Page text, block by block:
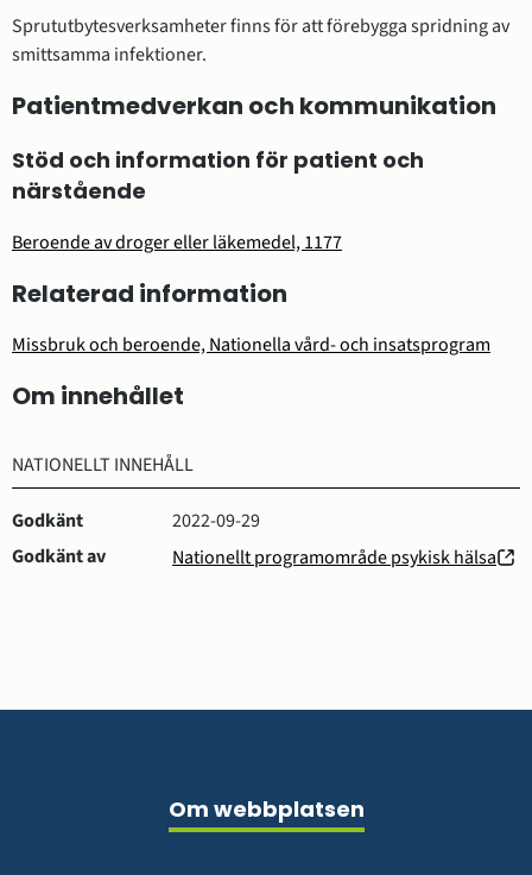
Sprututbytesverksamheter finns för att förebygga spridning av
smittsamma infektioner.
Patientmedverkan och kommunikation
Stöd och information för patient och
närstående
Beroende av droger eller läkemedel, 1177
Relaterad information
Missbruk och beroende, Nationella vård- och insatsprogram
Om innehållet
NATIONELLT INNEHÅLL
Godkänt
2022-09-29
Godkänt av
Nationellt programområde psykisk hälsa
(öppnas
Om webbplatsen